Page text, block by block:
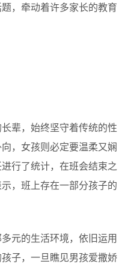
，牵动着许多家长的教育
辈，始终坚守着传统的性
，女孩则必定要温柔又娴
行了统计，在班会结束之
，班上存在一部分孩子的
元的生活环境，依旧运用
子，一旦瞧见男孩爱撒娇